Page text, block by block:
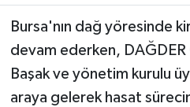
Bursa'nın dağ yöresinde
devam ederken, DAĞDER
Başak ve yönetim kurulu
araya gelerek hasat
Künye
Yerel